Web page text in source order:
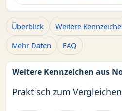
Überblick Weitere
Mehr Daten
FAQ
Weitere Kennzeichen aus
Praktisch zum